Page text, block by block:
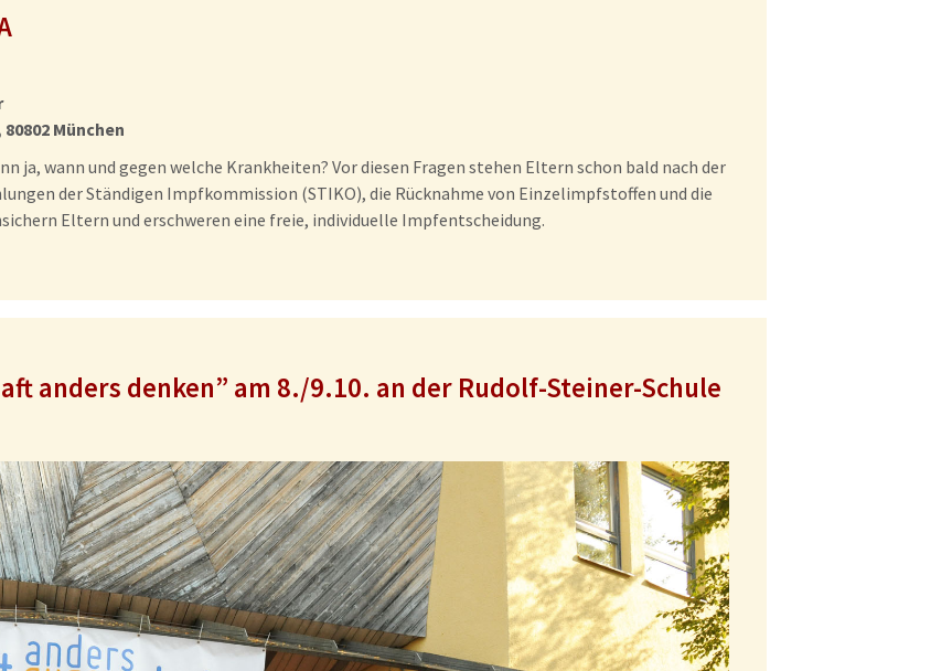
München
ja, wann und gegen welche Krankheiten? Vor diesen Fragen stehen Eltern schon bald nach der
der Ständigen Impfkommission (STIKO), die Rücknahme von Einzelimpfstoffen und die
Eltern und erschweren eine freie, individuelle Impfentscheidung.
anders denken” am 8./9.10. an der Rudolf-Steiner-Schule